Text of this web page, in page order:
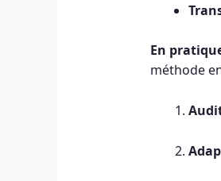
En
méthode